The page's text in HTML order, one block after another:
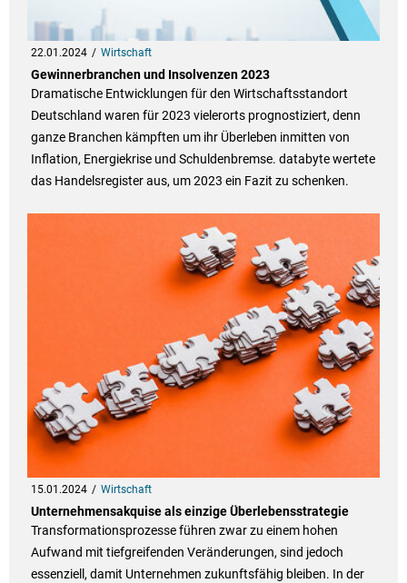
22.01.2024 Wirtschaft
Gewinnerbranchen und Insolvenzen 2023
Dramatische Entwicklungen für den Wirtschaftsstandort
Deutschland waren für 2023 vielerorts prognostiziert, denn
ganze Branchen kämpften um ihr Überleben inmitten von
Inflation, Energiekrise und Schuldenbremse. databyte wertete
das Handelsregister aus, um 2023 ein Fazit zu schenken.
15.01.2024 Wirtschaft
Unternehmensakquise als einzige Überlebensstrategie
Transformationsprozesse führen zwar zu einem hohen
Aufwand mit tiefgreifenden Veränderungen, sind jedoch
essenziell, damit Unternehmen zukunftsfähig bleiben. In der